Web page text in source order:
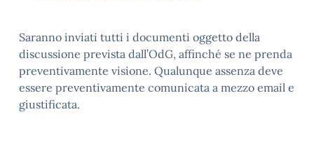
Saranno inviati tutti i documenti oggetto della
discussione prevista dall’OdG, affinché se ne prenda
preventivamente visione. Qualunque assenza deve
essere preventivamente comunicata a mezzo email e
giustificata.